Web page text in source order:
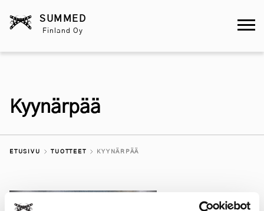
Skip
SUMMED
Finland Oy
Kyynärpää
ETUSIVU TUOTTEET KYYNÄRPÄÄ